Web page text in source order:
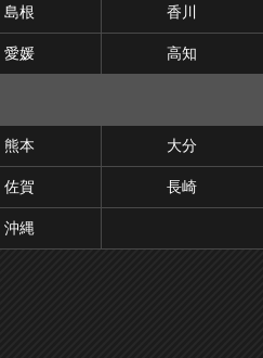
島根 香川
愛媛 高知
熊本 大分
佐賀 長崎
沖縄